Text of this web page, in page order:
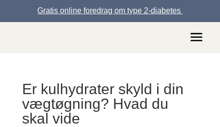
Gratis online foredrag om type 2-diabetes
Er kulhydrater skyld i din
vægtøgning? Hvad du
skal vide